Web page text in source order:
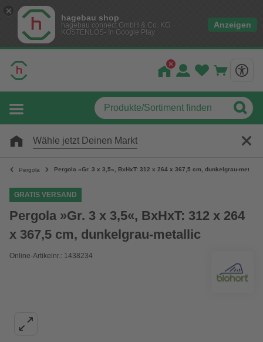
hagebau shop
hagebau connect GmbH & Co. KG
KOSTENLOS- In Google Play
Anzeigen
Wähle jetzt Deinen Markt
Pergola Pergola »Gr. 3 x 3,5«, BxHxT: 312 x 264 x 367,5 cm, dunkelgrau-metallic
GRATIS VERSAND
Pergola »Gr. 3 x 3,5«, BxHxT: 312 x 264
x 367,5 cm, dunkelgrau-metallic
Online-Artikelnr.: 1438234